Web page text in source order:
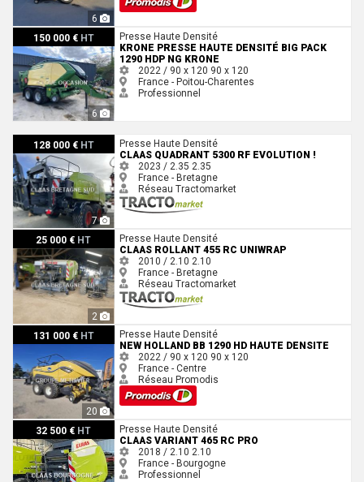
6
150 000 € HT
6
Krone Presse haute densité BIG PACK 1290 HDP NG Krone
Presse Haute Densité
KRONE PRESSE HAUTE DENSITÉ BIG PACK
1290 HDP NG KRONE
2022 / 90 x 120 90 x 120
France - Poitou-Charentes
Professionnel
128 000 € HT
7
Claas QUADRANT 5300 RF EVOLUTION !
Presse Haute Densité
CLAAS QUADRANT 5300 RF EVOLUTION !
2023 / 2.35 2.35
France - Bretagne
Réseau Tractomarket
25 000 € HT
2
Claas ROLLANT 455 RC UNIWRAPPresse Haute Densité
CLAAS ROLLANT 455 RC UNIWRAP
2010 / 2.10 2.10
France - Bretagne
Réseau Tractomarket
131 000 € HT
20
New Holland BB 1290 HD Haute Densite
Presse Haute Densité
NEW HOLLAND BB 1290 HD HAUTE DENSITE
2022 / 90 x 120 90 x 120
France - Centre
Réseau Promodis
32 500 € HT
Claas VARIANT 465 RC PROPresse Haute Densité
CLAAS VARIANT 465 RC PRO
2018 / 2.10 2.10
France - Bourgogne
Professionnel